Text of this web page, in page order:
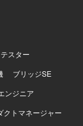
テスター
ブリッジSE
ンジニア
クトマネージャー